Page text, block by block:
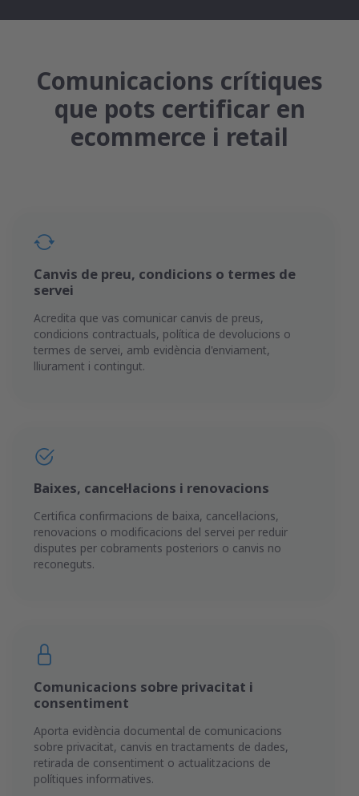
Comunicacions crítiques
que pots certificar en
ecommerce i retail
Canvis de preu, condicions o termes de
servei
Acredita que vas comunicar canvis de preus,
condicions contractuals, política de devolucions o
termes de servei, amb evidència d'enviament,
lliurament i contingut.
Baixes, cancel·lacions i renovacions
Certifica confirmacions de baixa, cancel·lacions,
renovacions o modificacions del servei per reduir
disputes per cobraments posteriors o canvis no
reconeguts.
Comunicacions sobre privacitat i
consentiment
Aporta evidència documental de comunicacions
sobre privacitat, canvis en tractaments de dades,
retirada de consentiment o actualitzacions de
polítiques informatives.